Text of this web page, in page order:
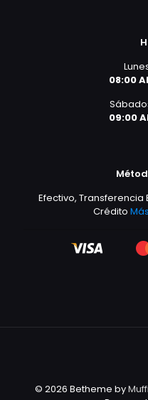
08:00
09:00
Efectivo,
Crédito
© 2026 Betheme by